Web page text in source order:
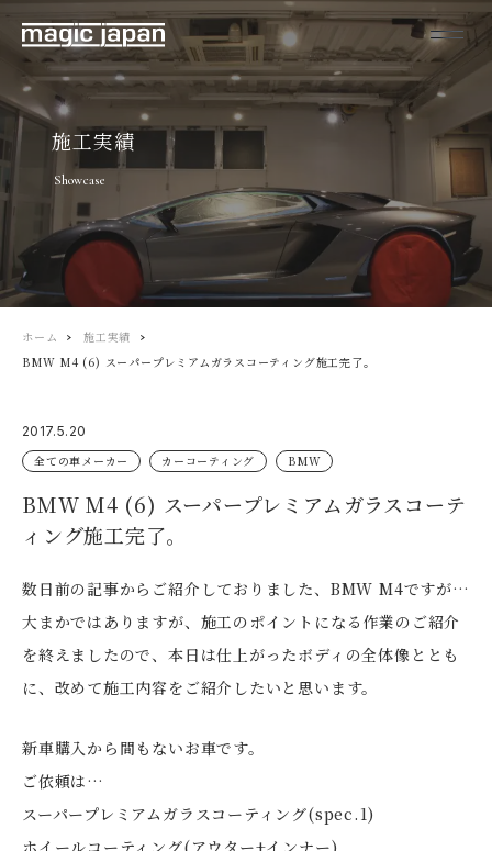
施工実績
Showcase
ホーム
施工実績
BMW M4 (6) スーパープレミアムガラスコーティング施工完了。
2017.5.20
全ての車メーカー
カーコーティング BMW
BMW M4 (6) スーパープレミアムガラスコーテ
ィング施工完了。
数日前の記事からご紹介しておりました、BMW M4ですが…
大まかではありますが、施工のポイントになる作業のご紹介
を終えましたので、本日は仕上がったボディの全体像ととも
に、改めて施工内容をご紹介したいと思います。
新車購入から間もないお車です。
ご依頼は…
スーパープレミアムガラスコーティング(spec.1)
ホイールコーティング(アウター+インナー)